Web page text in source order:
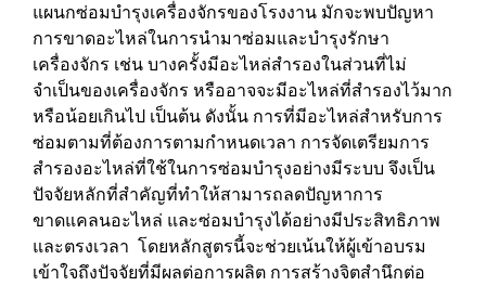
แผนกซ่อมบำรุงเครื่องจักรของโรงงาน มักจะพบปัญหา
การขาดอะไหล่ในการนำมาซ่อมและบำรุงรักษา
เครื่องจักร เช่น บางครั้งมีอะไหล่สำรองในส่วนที่ไม่
จำเป็นของเครื่องจักร หรืออาจจะมีอะไหล่ที่สำรองไว้มาก
หรือน้อยเกินไป เป็นต้น ดังนั้น การที่มีอะไหล่สำหรับการ
ซ่อมตามที่ต้องการตามกำหนดเวลา การจัดเตรียมการ
สำรองอะไหล่ที่ใช้ในการซ่อมบำรุงอย่างมีระบบ จึงเป็น
ปัจจัยหลักที่สำคัญที่ทำให้สามารถลดปัญหาการ
ขาดแคลนอะไหล่ และซ่อมบำรุงได้อย่างมีประสิทธิภาพ
และตรงเวลา โดยหลักสูตรนี้จะช่วยเน้นให้ผู้เข้าอบรม
เข้าใจถึงปัจจัยที่มีผลต่อการผลิต การสร้างจิตสำนึกต่อ